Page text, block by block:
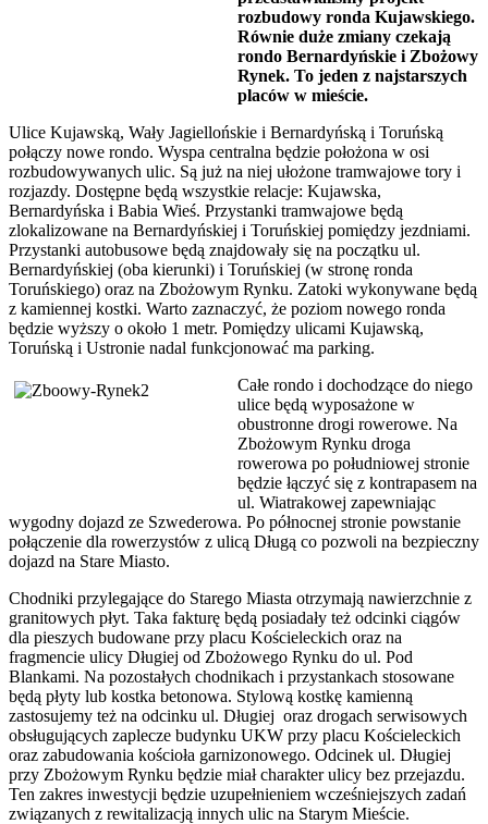
rozbudowy ronda Kujawskiego.
Równie duże zmiany czekają
rondo Bernardyńskie i Zbożowy
Rynek. To jeden z najstarszych
placów w mieście.
Ulice Kujawską, Wały Jagiellońskie i Bernardyńską i Toruńską
połączy nowe rondo. Wyspa centralna będzie położona w osi
rozbudowywanych ulic. Są już na niej ułożone tramwajowe tory i
rozjazdy. Dostępne będą wszystkie relacje: Kujawska,
Bernardyńska i Babia Wieś. Przystanki tramwajowe będą
zlokalizowane na Bernardyńskiej i Toruńskiej pomiędzy jezdniami.
Przystanki autobusowe będą znajdowały się na początku ul.
Bernardyńskiej (oba kierunki) i Toruńskiej (w stronę ronda
Toruńskiego) oraz na Zbożowym Rynku. Zatoki wykonywane będą
z kamiennej kostki. Warto zaznaczyć, że poziom nowego ronda
będzie wyższy o około 1 metr. Pomiędzy ulicami Kujawską,
Toruńską i Ustronie nadal funkcjonować ma parking.
Całe rondo i dochodzące do niego
ulice będą wyposażone w
obustronne drogi rowerowe. Na
Zbożowym Rynku droga
rowerowa po południowej stronie
będzie łączyć się z kontrapasem na
ul. Wiatrakowej zapewniając
wygodny dojazd ze Szwederowa. Po północnej stronie powstanie
połączenie dla rowerzystów z ulicą Długą co pozwoli na bezpieczny
dojazd na Stare Miasto.
Chodniki przylegające do Starego Miasta otrzymają nawierzchnie z
granitowych płyt. Taka fakturę będą posiadały też odcinki ciągów
dla pieszych budowane przy placu Kościeleckich oraz na
fragmencie ulicy Długiej od Zbożowego Rynku do ul. Pod
Blankami. Na pozostałych chodnikach i przystankach stosowane
będą płyty lub kostka betonowa. Stylową kostkę kamienną
zastosujemy też na odcinku ul. Długiej oraz drogach serwisowych
obsługujących zaplecze budynku UKW przy placu Kościeleckich
oraz zabudowania kościoła garnizonowego. Odcinek ul. Długiej
przy Zbożowym Rynku będzie miał charakter ulicy bez przejazdu.
Ten zakres inwestycji będzie uzupełnieniem wcześniejszych zadań
związanych z rewitalizacją innych ulic na Starym Mieście.